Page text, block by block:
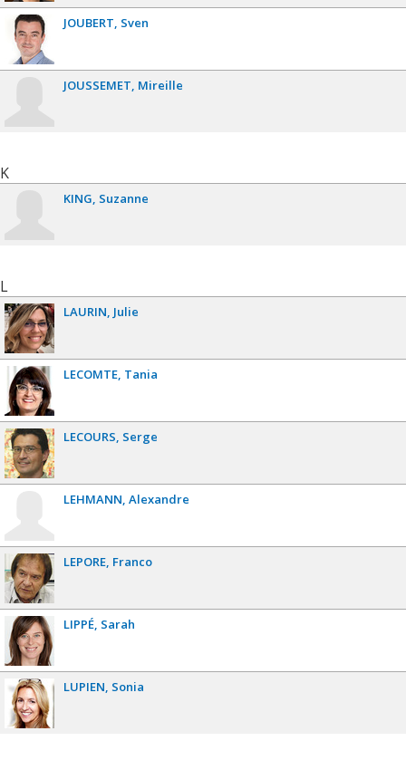
JOUBERT Sven
JOUSSEMET Mireille
K
KING Suzanne
L
LAURIN Julie
LECOMTE Tania
LECOURS Serge
LEHMANN Alexandre
LEPORE Franco
LIPPÉ Sarah
LUPIEN Sonia